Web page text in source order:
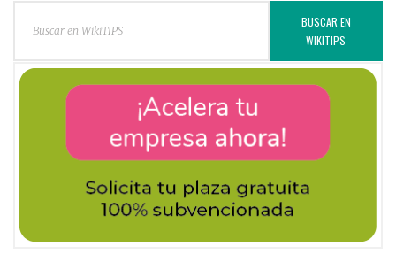
BUSCAR EN
WIKITIPS